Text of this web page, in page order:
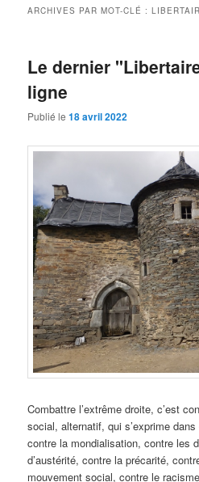
ARCHIVES PAR MOT-CLÉ :
Le dernier
ligne
Publié le18 avril 2022
Combattre l’extrême droite, c’est
social, alternatif, qui s’exprime
contre la mondialisation, contre les
d’austérité, contre la précarité,
mouvement social, contre le